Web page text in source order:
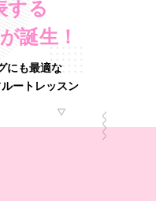
する
誕生！
にも最適な
ートレッスン